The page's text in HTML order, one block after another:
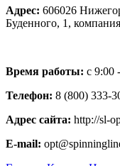
Адрес: 606026
Буденного, 1,
Время работы: с 9:00
Телефон: 8 (800) 333-
Адрес сайта: http://sl-
E-mail: